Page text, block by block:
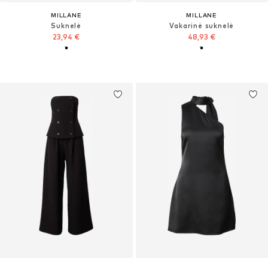
MILLANE
Suknelė
23,94 €
MILLANE
Vakarinė suknelė
48,93 €